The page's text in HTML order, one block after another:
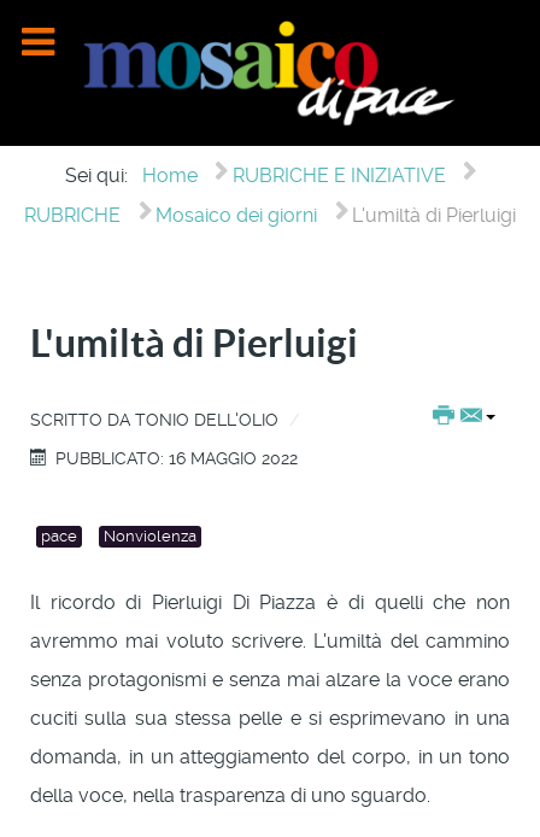
Sei qui: Home
RUBRICHE E INIZIATIVE
RUBRICHE
Mosaico dei giorni L'umiltà di Pierluigi
L'umiltà di Pierluigi
SCRITTO DA TONIO DELL'OLIO
PUBBLICATO: 16 MAGGIO 2022
pace Nonviolenza
Il ricordo di Pierluigi Di Piazza è di quelli che non
avremmo mai voluto scrivere. L'umiltà del cammino
senza protagonismi e senza mai alzare la voce erano
cuciti sulla sua stessa pelle e si esprimevano in una
domanda, in un atteggiamento del corpo, in un tono
della voce, nella trasparenza di uno sguardo.